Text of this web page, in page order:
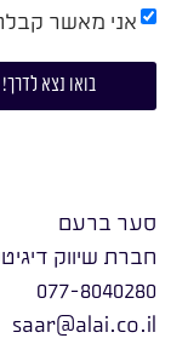
אני מאשר
בואו נצא לדרך!
סער ברעם
חברת שיווק
077-8040280
saar@alai.co.il